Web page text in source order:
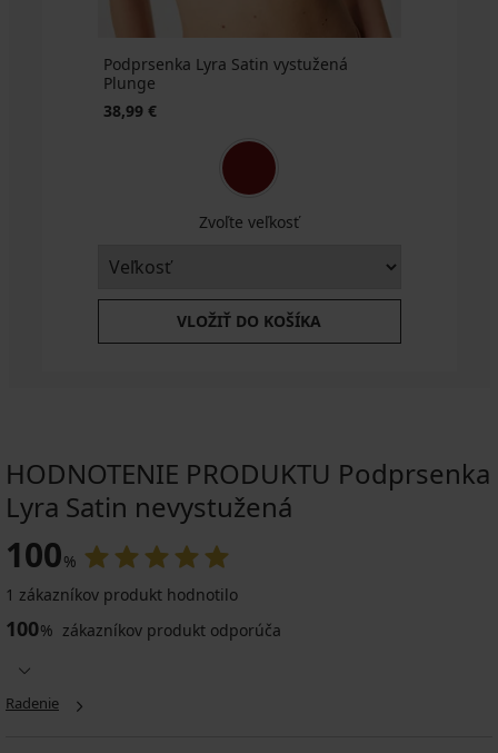
Podprsenka Lyra Satin vystužená
Plunge
38,99 €
Zvoľte veľkosť
VLOŽIŤ DO KOŠÍKA
HODNOTENIE PRODUKTU Podprsenka
Lyra Satin nevystužená
100%
1 zákazníkov produkt hodnotilo
100% zákazníkov produkt odporúča
Radenie